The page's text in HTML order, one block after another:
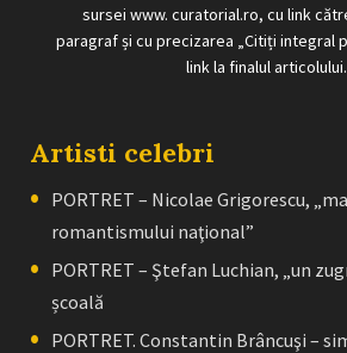
sursei www. curatorial.ro, cu link
paragraf și cu precizarea „Citiți integral
link la finalul articolului.
Artisti celebri
PORTRET – Nicolae Grigorescu,
romantismului naţional”
PORTRET – Ştefan Luchian, „un
școală
PORTRET. Constantin Brâncuşi –